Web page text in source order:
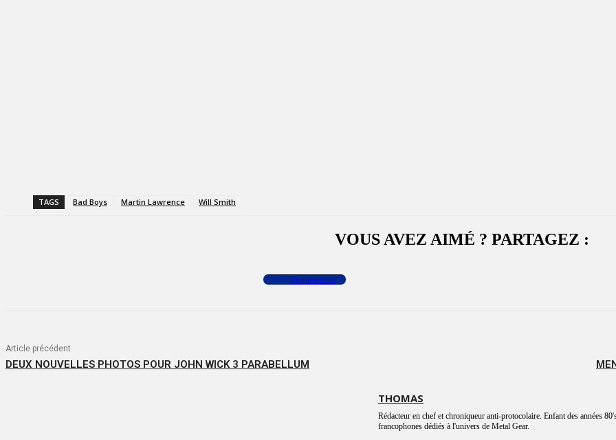
TAGS Bad Boys Martin Lawrence Will Smith
VOUS AVEZ AIMÉ ? PARTAGEZ :
Commenter
Article précédent
DEUX NOUVELLES PHOTOS POUR JOHN WICK 3 PARABELLUM
THOMAS
Rédacteur en chef et chroniqueur anti-protocolaire. Enfant des années
francophones dédiés à l'univers de Metal Gear.